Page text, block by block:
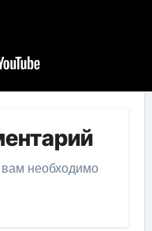
необходимо